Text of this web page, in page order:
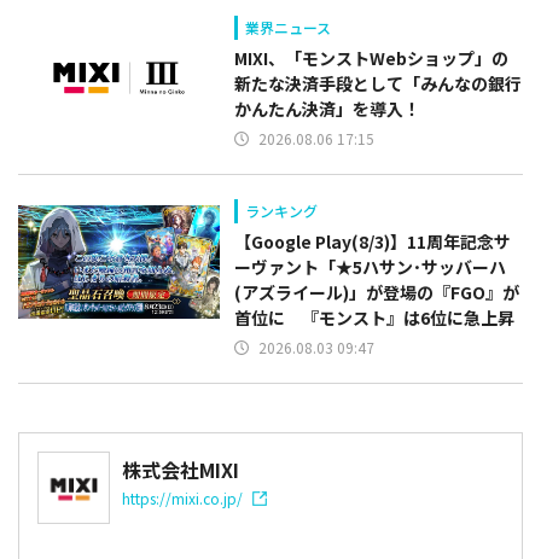
業界ニュース
MIXI、「モンストWebショップ」の
新たな決済手段として「みんなの銀行
かんたん決済」を導入！
2026.08.06 17:15
ランキング
【Google Play(8/3)】11周年記念サ
ーヴァント「★5ハサン･サッバーハ
(アズライール)」が登場の『FGO』が
首位に 『モンスト』は6位に急上昇
2026.08.03 09:47
株式会社MIXI
https://mixi.co.jp/